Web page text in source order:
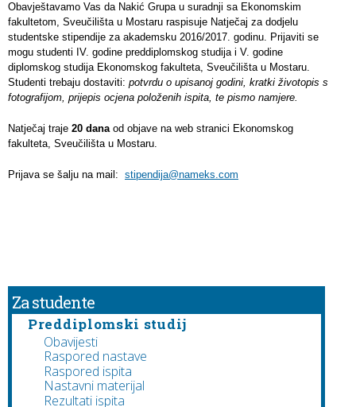
Obavještavamo Vas da Nakić Grupa u suradnji sa Ekonomskim
fakultetom, Sveučilišta u Mostaru raspisuje Natječaj za dodjelu
studentske stipendije za akademsku 2016/2017. godinu. Prijaviti se
mogu studenti IV. godine preddiplomskog studija i V. godine
diplomskog studija Ekonomskog fakulteta, Sveučilišta u Mostaru.
Studenti trebaju dostaviti: potvrdu o upisanoj godini, kratki životopis s
fotografijom, prijepis ocjena položenih ispita, te pismo namjere.
Natječaj traje 20 danaod objave na web stranici Ekonomskog
fakulteta, Sveučilišta u Mostaru.
Prijava se šalju na mail: stipendija@nameks.com
Za studente
Preddiplomski studij
Obavijesti
Raspored nastave
Raspored ispita
Nastavni materijal
Rezultati ispita